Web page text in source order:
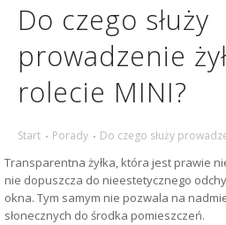
OSŁONY DO WEWNĄTRZ
REALIZACJE
PORADY
KONTAKT
Do czego służy
prowadzenie
rolecie MINI?
Start Porady Do czego służy
Transparentna żyłka, która jest prawie
nie dopuszcza do nieestetycznego
okna. Tym samym nie pozwala na
słonecznych do środka pomieszczeń.